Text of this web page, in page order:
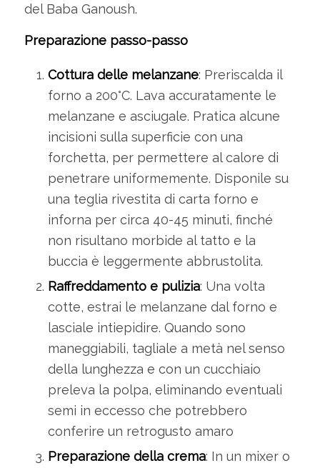
del Baba Ganoush.
Preparazione passo-passo
Cottura delle melanzane: Preriscalda il
forno a 200°C. Lava accuratamente le
melanzane e asciugale. Pratica alcune
incisioni sulla superficie con una
forchetta, per permettere al calore di
penetrare uniformemente. Disponile su
una teglia rivestita di carta forno e
inforna per circa 40-45 minuti, finché
non risultano morbide al tatto e la
buccia è leggermente abbrustolita.
Raffreddamento e pulizia: Una volta
cotte, estrai le melanzane dal forno e
lasciale intiepidire. Quando sono
maneggiabili, tagliale a metà nel senso
della lunghezza e con un cucchiaio
preleva la polpa, eliminando eventuali
semi in eccesso che potrebbero
conferire un retrogusto amaro
Preparazione della crema: In un mixer o